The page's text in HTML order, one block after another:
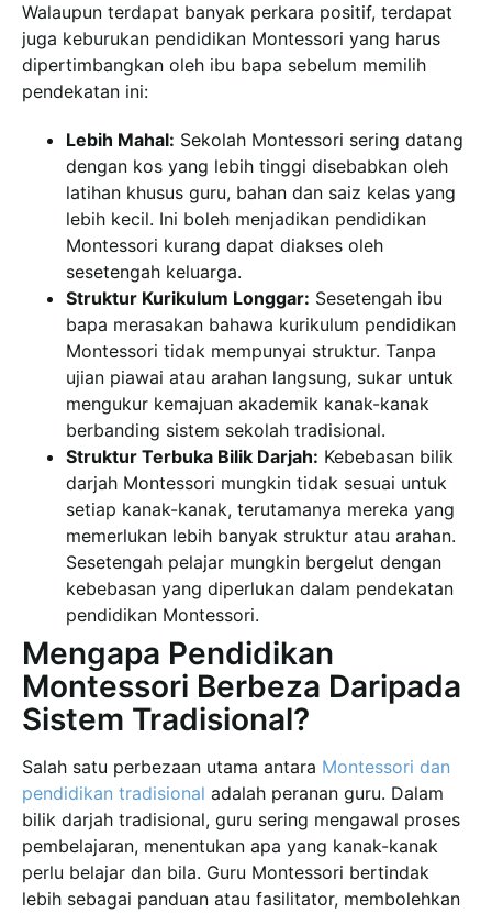
Walaupun terdapat banyak perkara positif, terdapat
juga keburukan pendidikan Montessori yang harus
dipertimbangkan oleh ibu bapa sebelum memilih
pendekatan ini:
Lebih Mahal: Sekolah Montessori sering datang
dengan kos yang lebih tinggi disebabkan oleh
latihan khusus guru, bahan dan saiz kelas yang
lebih kecil. Ini boleh menjadikan pendidikan
Montessori kurang dapat diakses oleh
sesetengah keluarga.
Struktur Kurikulum Longgar: Sesetengah ibu
bapa merasakan bahawa kurikulum pendidikan
Montessori tidak mempunyai struktur. Tanpa
ujian piawai atau arahan langsung, sukar untuk
mengukur kemajuan akademik kanak-kanak
berbanding sistem sekolah tradisional.
Struktur Terbuka Bilik Darjah: Kebebasan bilik
darjah Montessori mungkin tidak sesuai untuk
setiap kanak-kanak, terutamanya mereka yang
memerlukan lebih banyak struktur atau arahan.
Sesetengah pelajar mungkin bergelut dengan
kebebasan yang diperlukan dalam pendekatan
pendidikan Montessori.
Mengapa Pendidikan
Montessori Berbeza Daripada
Sistem Tradisional?
Salah satu perbezaan utama antara Montessori dan
pendidikan tradisional adalah peranan guru. Dalam
bilik darjah tradisional, guru sering mengawal proses
pembelajaran, menentukan apa yang kanak-kanak
perlu belajar dan bila. Guru Montessori bertindak
lebih sebagai panduan atau fasilitator, membolehkan